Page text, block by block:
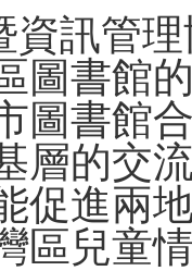
資訊管
圖書館
圖書館
層的交
促進兩
區兒童